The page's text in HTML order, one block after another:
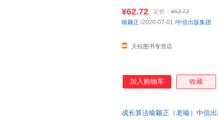
¥62.72 定价： ¥62.72
天钰图书专营店
喻颖正 /2020-07-01 /中信出版集团
加入购物车 收藏
成长算法喻颖正（老喻）中信